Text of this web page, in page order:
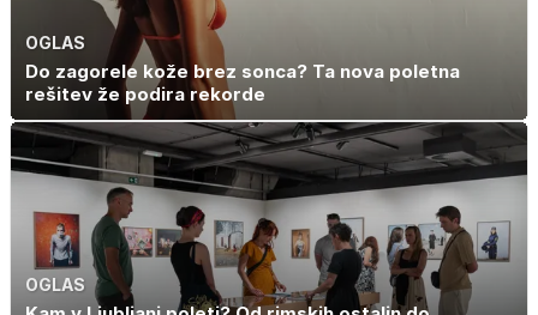
OGLAS
Do zagorele kože brez sonca? Ta nova poletna
rešitev že podira rekorde
OGLAS